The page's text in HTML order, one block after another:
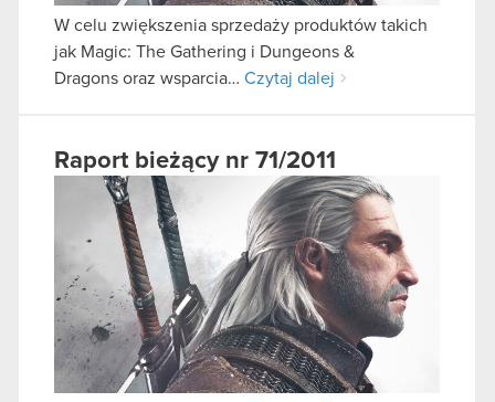
W celu zwiększenia sprzedaży produktów takich
jak Magic: The Gathering i Dungeons &
Dragons oraz wsparcia… Czytaj dalej
Raport bieżący nr 71/2011